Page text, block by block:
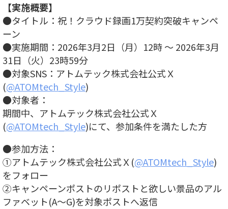
【実施概要】
●タイトル：祝！クラウド録画1万契約突破キャンペ
ーン
●実施期間：2026年3月2日（月）12時 ～ 2026年3月
31日（火）23時59分
●対象SNS：アトムテック株式会社公式Ｘ
(@ATOMtech_Style)
●対象者：
期間中、アトムテック株式会社公式Ｘ
(@ATOMtech_Style)にて、参加条件を満たした方
●参加方法：
①アトムテック株式会社公式Ｘ(@ATOMtech_Style)
をフォロー
②キャンペーンポストのリポストと欲しい景品のアル
ファベット(A～G)を対象ポストへ返信